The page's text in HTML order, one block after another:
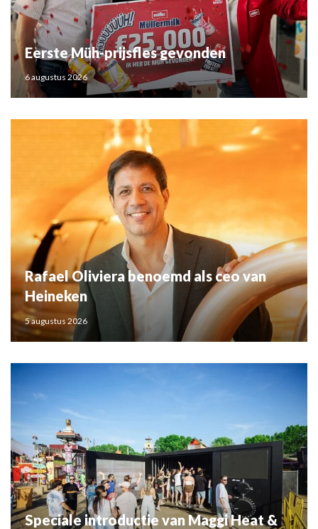
Eerste Müh-prijsfles gevonden
6 augustus 2026
Rafael Oliviera benoemd als ceo van
Heineken
5 augustus 2026
Speciale introductie van Maggi Heat &